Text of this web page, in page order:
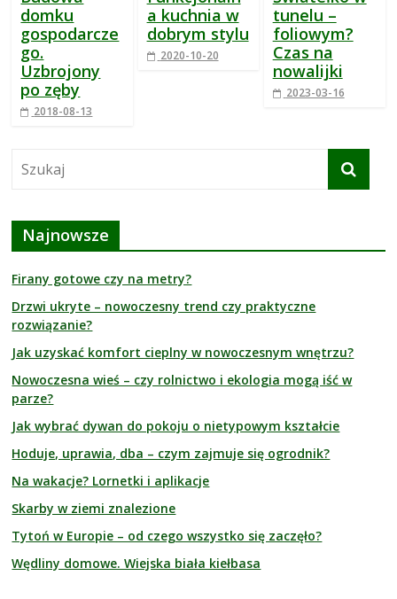
domku
gospodarcze
go.
Uzbrojony
po zęby
2018-08-13
a kuchnia w
dobrym stylu
2020-10-20
tunelu –
foliowym?
Czas na
nowalijki
2023-03-16
Najnowsze
Firany gotowe czy na metry?
Drzwi ukryte – nowoczesny trend czy praktyczne
rozwiązanie?
Jak uzyskać komfort cieplny w nowoczesnym wnętrzu?
Nowoczesna wieś – czy rolnictwo i ekologia mogą iść w
parze?
Jak wybrać dywan do pokoju o nietypowym kształcie
Hoduje, uprawia, dba – czym zajmuje się ogrodnik?
Na wakacje? Lornetki i aplikacje
Skarby w ziemi znalezione
Tytoń w Europie – od czego wszystko się zaczęło?
Wędliny domowe. Wiejska biała kiełbasa